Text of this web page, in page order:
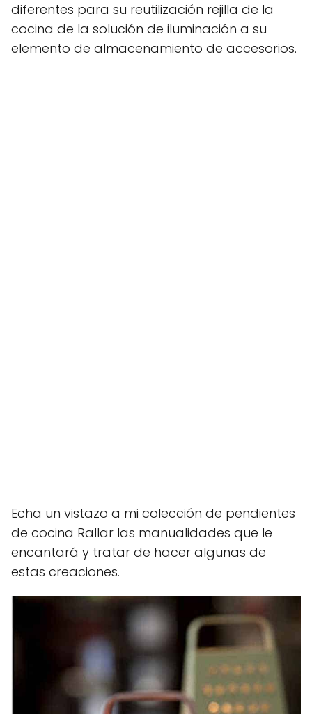
diferentes para su reutilización rejilla de la
cocina de la solución de iluminación a su
elemento de almacenamiento de accesorios.
Echa un vistazo a mi colección de pendientes
de cocina Rallar las manualidades que le
encantará y tratar de hacer algunas de
estas creaciones.